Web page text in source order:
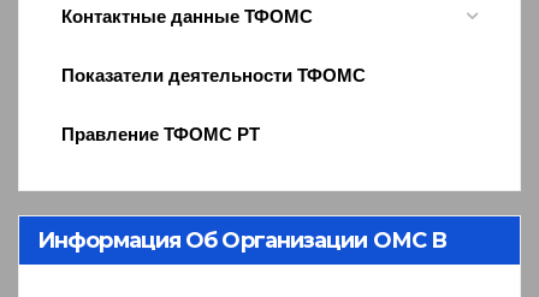
Контактные данные ТФОМС
Показатели деятельности ТФОМС
Правление ТФОМС РТ
Информация Об Организации ОМС В